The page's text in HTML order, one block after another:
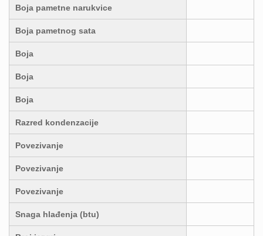
Boja pametne narukvice
Boja pametnog sata
Boja
Boja
Boja
Razred kondenzacije
Povezivanje
Povezivanje
Povezivanje
Snaga hlađenja (btu)